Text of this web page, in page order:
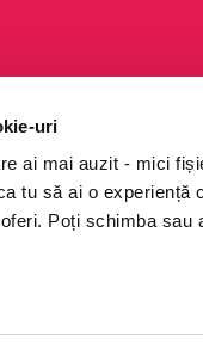
uri
ai mai auzit - mici
tu să ai o
Poți schimba sau